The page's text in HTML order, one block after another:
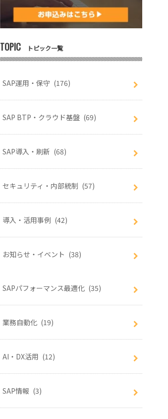
TOPIC トピック一覧
SAP運用・保守 (176)
SAP BTP・クラウド基盤 (69)
SAP導入・刷新 (68)
セキュリティ・内部統制 (57)
導入・活用事例 (42)
お知らせ・イベント (38)
SAPパフォーマンス最適化 (35)
業務自動化 (19)
AI・DX活用 (12)
SAP情報 (3)